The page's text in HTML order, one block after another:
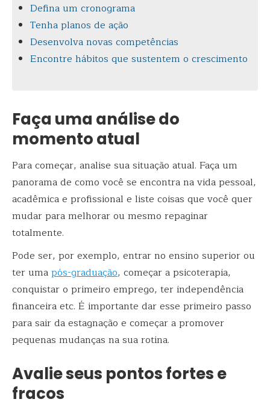
Defina um cronograma
Tenha planos de ação
Desenvolva novas competências
Encontre hábitos que sustentem o crescimento
Faça uma análise do
momento atual
Para começar, analise sua situação atual. Faça um
panorama de como você se encontra na vida pessoal,
acadêmica e profissional e liste coisas que você quer
mudar para melhorar ou mesmo repaginar
totalmente.
Pode ser, por exemplo, entrar no ensino superior ou
ter umapós-graduação, começar a psicoterapia,
conquistar o primeiro emprego, ter independência
financeira etc. É importante dar esse primeiro passo
para sair da estagnação e começar a promover
pequenas mudanças na sua rotina.
Avalie seus pontos fortes e
fracos